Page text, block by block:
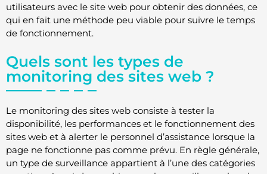
utilisateurs avec le site web pour obtenir des données, ce
qui en fait une méthode peu viable pour suivre le temps
de fonctionnement.
Quels sont les types de
monitoring des sites web ?
Le monitoring des sites web consiste à tester la
disponibilité, les performances et le fonctionnement des
sites web et à alerter le personnel d’assistance lorsque la
page ne fonctionne pas comme prévu. En règle générale,
un type de surveillance appartient à l’une des catégories